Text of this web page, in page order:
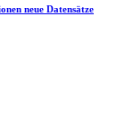
neue Datensätze